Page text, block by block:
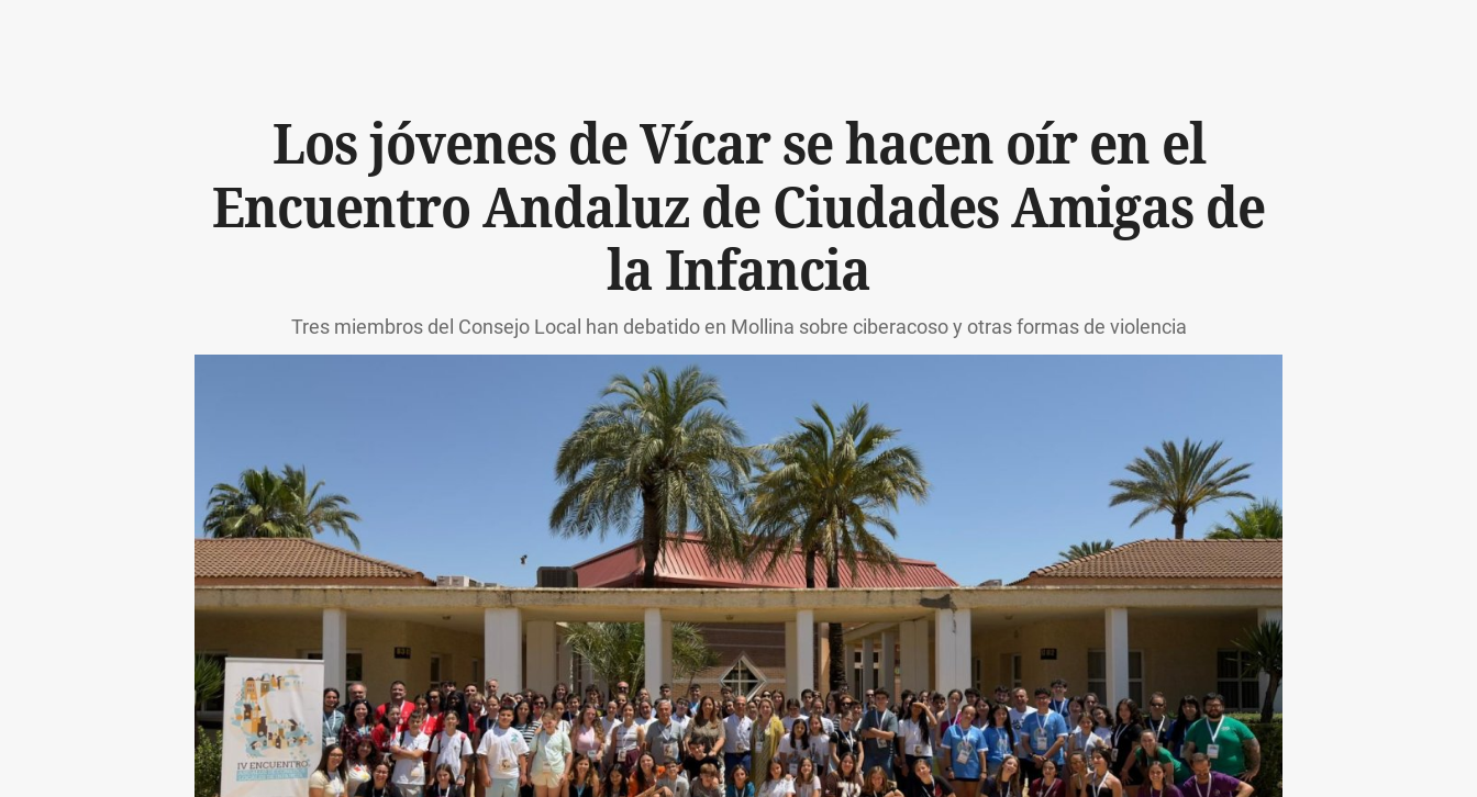
Los jóvenes de Vícar se hacen oír en el
Encuentro Andaluz de Ciudades Amigas de
la Infancia
Tres miembros del Consejo Local han debatido en Mollina sobre ciberacoso y otras formas de violencia